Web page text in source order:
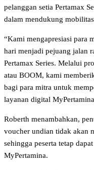
pelanggan setia Pertamax
dalam mendukung
“Kami mengapresiasi para
hari menjadi pejuang jalan
Pertamax Series. Melalui
atau BOOM, kami
bagi para mitra untuk
layanan digital
Roberth menambahkan,
voucher undian tidak akan
sehingga peserta tetap
MyPertamina.